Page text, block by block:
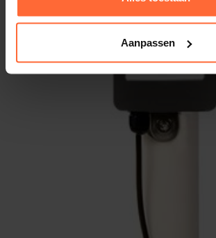
Aanpassen